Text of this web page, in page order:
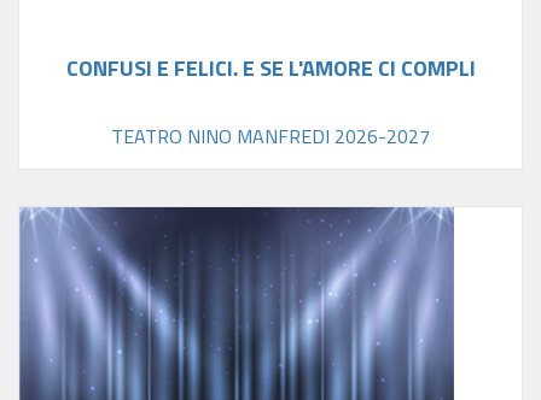
CONFUSI E FELICI. E SE L'AMORE CI COMPLI
TEATRO NINO MANFREDI 2026-2027